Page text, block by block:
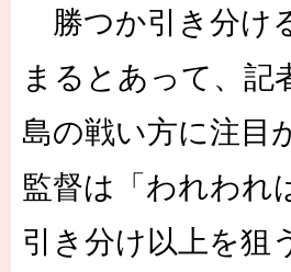
勝つか引き分け
まるとあって、記
島の戦い方に注目
監督は「われわれ
引き分け以上を狙